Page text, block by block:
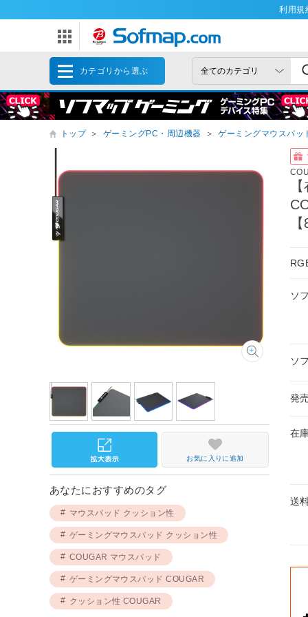
利用規
カテゴリから選ぶ
トップ ＞ ゲーミングPC・周辺機器 ＞ ゲーミングマウスパッ
ソ
ソ
発
在
送
お気に入りに追加
あなたにおすすめのタグ
マウスパッド クッション性
ゲーミングマウスパッド クッション性
COUGAR マウスパッド
ゲーミングマウスパッド COUGAR
クッション性 COUGAR